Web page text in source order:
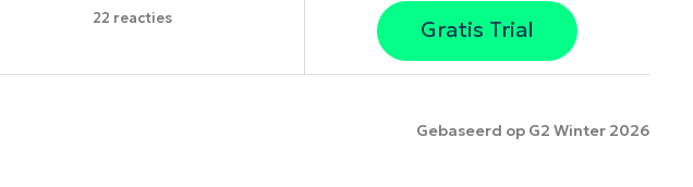
22 reacties Gratis Trial
Gebaseerd op G2 Winter 2026